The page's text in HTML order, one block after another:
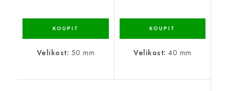
Velikost: 50 mm Velikost: 40 mm